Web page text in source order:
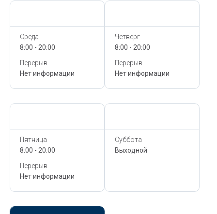
Среда
8:00 - 20:00
Перерыв
Нет информации
Четверг
8:00 - 20:00
Перерыв
Нет информации
Пятница
8:00 - 20:00
Перерыв
Нет информации
Суббота
Выходной